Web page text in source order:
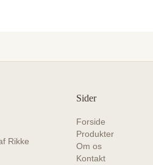
Rikke
Sider
Forside
Produkter
Om os
Kontakt